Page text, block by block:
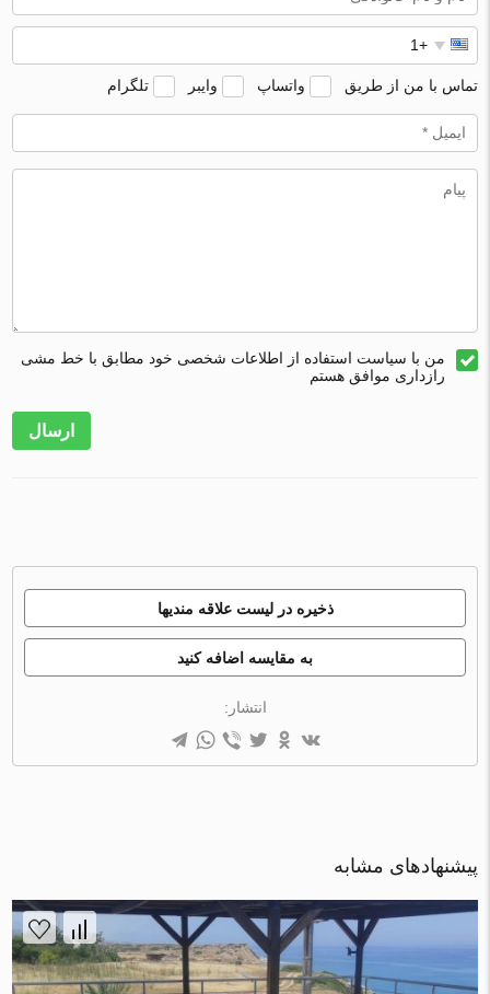
تماس با من از طریق واتساپ وایبر تلگرام
من با سیاست استفاده از اطلاعات شخصی خود مطابق با خط مشی
رازداری موافق هستم
ارسال
ذخیره در لیست علاقه مندیها
به مقایسه اضافه کنید
انتشار:
پیشنهادهای مشابه